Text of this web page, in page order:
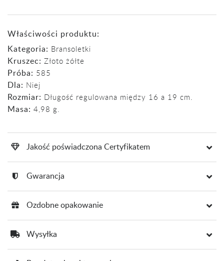
Właściwości produktu:
Kategoria: Bransoletki
Kruszec: Złoto żółte
Próba: 585
Dla: Niej
Rozmiar: Długość regulowana między 16 a 19 cm.
Masa: 4,98 g.
Jakość poświadczona Certyfikatem
Gwarancja
Ozdobne opakowanie
Wysyłka